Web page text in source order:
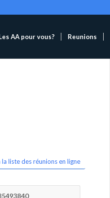
AA pour vous? Reunions
la liste des réunions en ligne